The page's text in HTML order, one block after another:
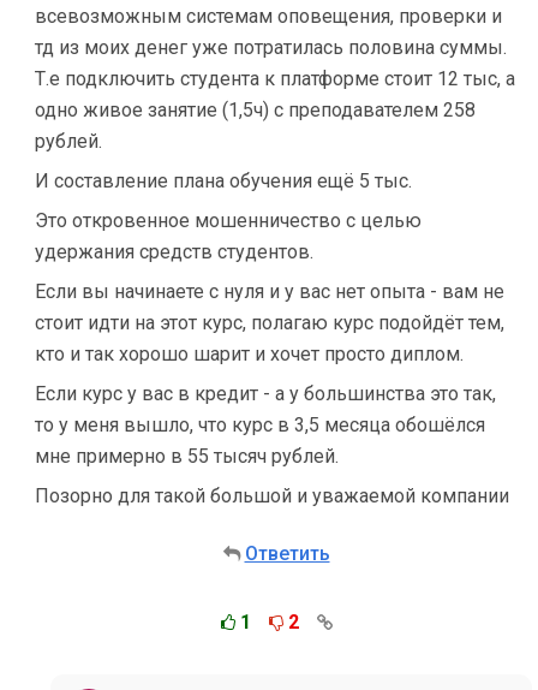
всевозможным системам оповещения, проверки и
тд из моих денег уже потратилась половина суммы.
Т.е подключить студента к платформе стоит 12 тыс, а
одно живое занятие (1,5ч) с преподавателем 258
рублей.
И составление плана обучения ещё 5 тыс.
Это откровенное мошенничество с целью
удержания средств студентов.
Если вы начинаете с нуля и у вас нет опыта - вам не
стоит идти на этот курс, полагаю курс подойдёт тем,
кто и так хорошо шарит и хочет просто диплом.
Если курс у вас в кредит - а у большинства это так,
то у меня вышло, что курс в 3,5 месяца обошёлся
мне примерно в 55 тысяч рублей.
Позорно для такой большой и уважаемой компании
Ответить
1 2